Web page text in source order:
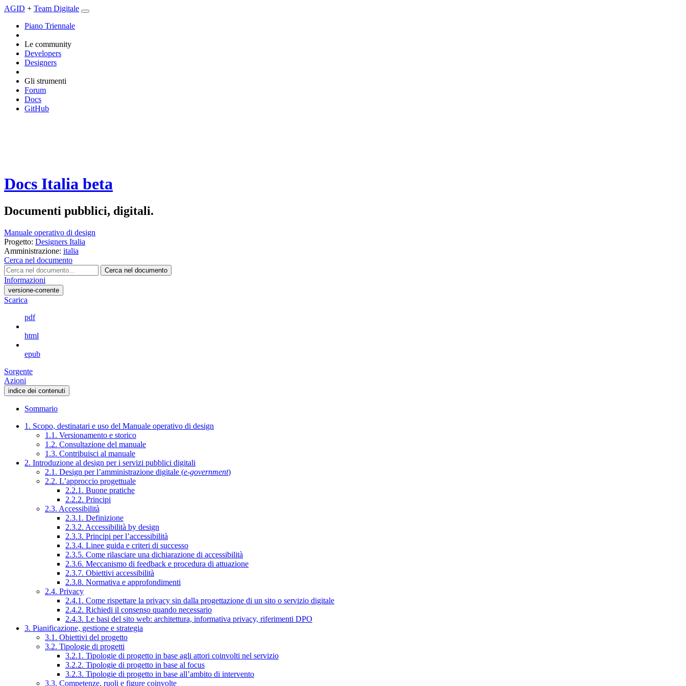
AGID + Team Digitale
Piano Triennale
Le community
Developers
Designers
Gli strumenti
Forum
Docs
GitHub
Docs Italia beta
Documenti pubblici, digitali.
Manuale operativo di design
Progetto: Designers Italia
Amministrazione: italia
Cerca nel documento
Cerca nel documento
Informazioni
versione-corrente
Scarica
pdf
html
epub
Sorgente
Azioni
indice dei contenuti
Sommario
1. Scopo, destinatari e uso del Manuale operativo di design
1.1. Versionamento e storico
1.2. Consultazione del manuale
1.3. Contribuisci al manuale
2. Introduzione al design per i servizi pubblici digitali
2.1. Design per l’amministrazione digitale (e-government)
2.2. L’approccio progettuale
2.2.1. Buone pratiche
2.2.2. Principi
2.3. Accessibilità
2.3.1. Definizione
2.3.2. Accessibilità by design
2.3.3. Principi per l’accessibilità
2.3.4. Linee guida e criteri di successo
2.3.5. Come rilasciare una dichiarazione di accessibilità
2.3.6. Meccanismo di feedback e procedura di attuazione
2.3.7. Obiettivi accessibilità
2.3.8. Normativa e approfondimenti
2.4. Privacy
2.4.1. Come rispettare la privacy sin dalla progettazione di un sito o servizio digitale
2.4.2. Richiedi il consenso quando necessario
2.4.3. Le basi del sito web: architettura, informativa privacy, riferimenti DPO
3. Pianificazione, gestione e strategia
3.1. Obiettivi del progetto
3.2. Tipologie di progetti
3.2.1. Tipologie di progetto in base agli attori coinvolti nel servizio
3.2.2. Tipologie di progetto in base al focus
3.2.3. Tipologie di progetto in base all’ambito di intervento
3.3. Competenze, ruoli e figure coinvolte